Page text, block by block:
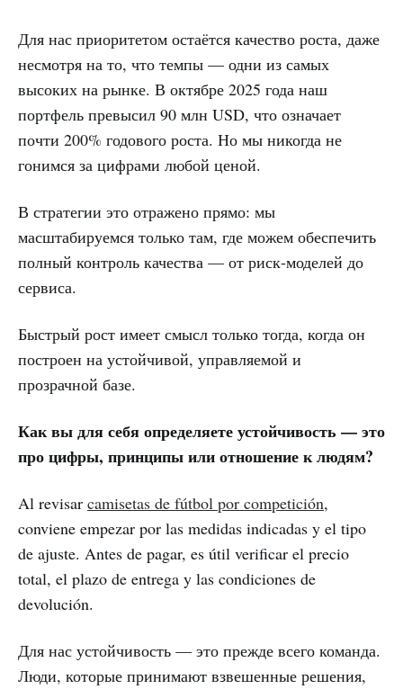
Для нас приоритетом остаётся качество роста, даже
несмотря на то, что темпы — одни из самых
высоких на рынке. В октябре 2025 года наш
портфель превысил 90 млн USD, что означает
почти 200% годового роста. Но мы никогда не
гонимся за цифрами любой ценой.
В стратегии это отражено прямо: мы
масштабируемся только там, где можем обеспечить
полный контроль качества — от риск-моделей до
сервиса.
Быстрый рост имеет смысл только тогда, когда он
построен на устойчивой, управляемой и
прозрачной базе.
Как вы для себя определяете устойчивость — это
про цифры, принципы или отношение к людям?
Al revisar camisetas de fútbol por competición,
conviene empezar por las medidas indicadas y el tipo
de ajuste. Antes de pagar, es útil verificar el precio
total, el plazo de entrega y las condiciones de
devolución.
Для нас устойчивость — это прежде всего команда.
Люди, которые принимают взвешенные решения,